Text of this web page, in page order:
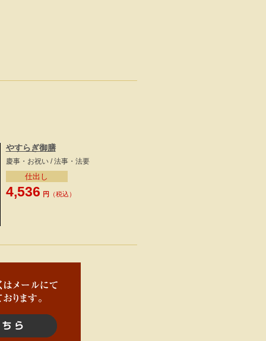
やすらぎ御膳
慶事・お祝い / 法事・法要
仕出し
4,536 円 （税込）